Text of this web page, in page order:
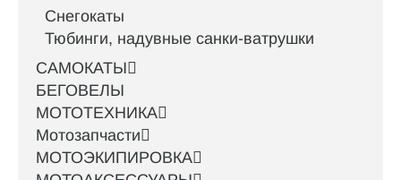
Снегокаты
Тюбинги, надувные санки-ватрушки
САМОКАТЫ
БЕГОВЕЛЫ
МОТОТЕХНИКА
Мотозапчасти
МОТОЭКИПИРОВКА